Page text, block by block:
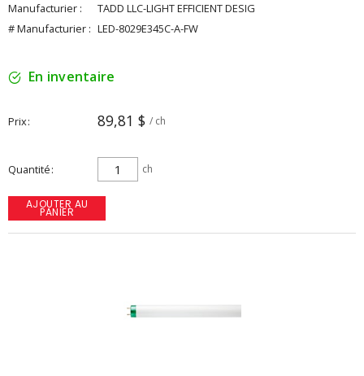
Manufacturier :
TADD LLC-LIGHT EFFICIENT DESIG
# Manufacturier : LED-8029E345C-A-FW
En inventaire
Prix 89,81 $ / ch
Quantité ch
AJOUTER AU
PANIER